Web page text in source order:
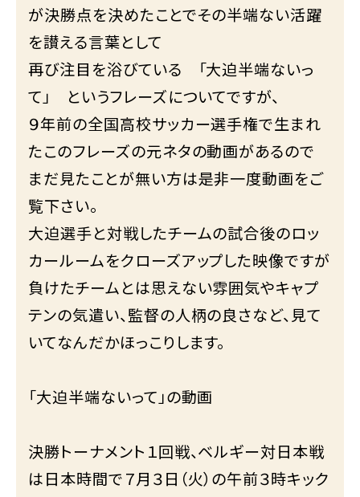
が決勝点を決めたことでその半端ない活躍
を讃える言葉として
再び注目を浴びている 「大迫半端ないっ
て」 というフレーズについてですが、
９年前の全国高校サッカー選手権で生まれ
たこのフレーズの元ネタの動画があるので
まだ見たことが無い方は是非一度動画をご
覧下さい。
大迫選手と対戦したチームの試合後のロッ
カールームをクローズアップした映像ですが
負けたチームとは思えない雰囲気やキャプ
テンの気遣い、監督の人柄の良さなど、見て
いてなんだかほっこりします。
「大迫半端ないって」の動画
決勝トーナメント１回戦、ベルギー対日本戦
は日本時間で７月３日（火）の午前３時キック